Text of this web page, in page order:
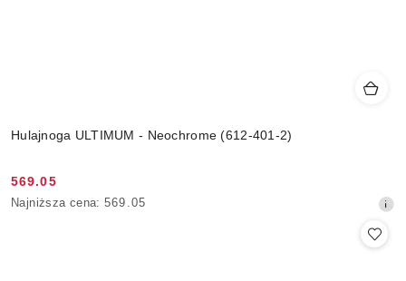
Hulajnoga ULTIMUM - Neochrome (612-401-2)
Cena
promocyjna:
569.05
Najniższa
Najniższa cena: 569.05